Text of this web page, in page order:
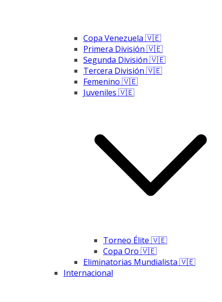
Copa Venezuela 🇻🇪
Primera División 🇻🇪
Segunda División 🇻🇪
Tercera División 🇻🇪
Femenino 🇻🇪
Juveniles 🇻🇪
Torneo Élite 🇻🇪
Copa Oro 🇻🇪
Eliminatorias Mundialista 🇻🇪
Internacional